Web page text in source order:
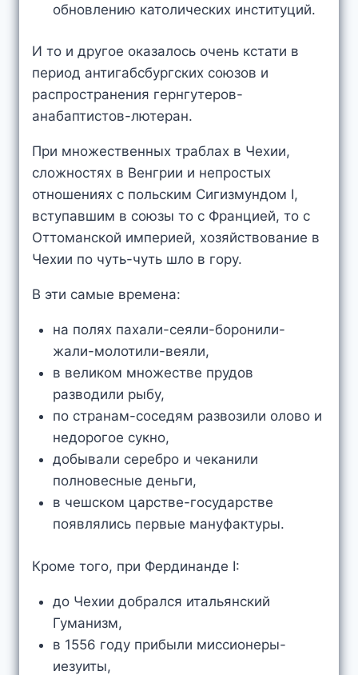
обновлению католических институций.
И то и другое оказалось очень кстати в
период антигабсбургских союзов и
распространения гернгутеров-
анабаптистов-лютеран.
При множественных траблах в Чехии,
сложностях в Венгрии и непростых
отношениях с польским Сигизмундом I,
вступавшим в союзы то с Францией, то с
Оттоманской империей, хозяйствование в
Чехии по чуть-чуть шло в гору.
В эти самые времена:
на полях пахали-сеяли-боронили-
жали-молотили-веяли,
в великом множестве прудов
разводили рыбу,
по странам-соседям развозили олово и
недорогое сукно,
добывали серебро и чеканили
полновесные деньги,
в чешском царстве-государстве
появлялись первые мануфактуры.
Кроме того, при Фердинанде I:
до Чехии добрался итальянский
Гуманизм,
в 1556 году прибыли миссионеры-
иезуиты,